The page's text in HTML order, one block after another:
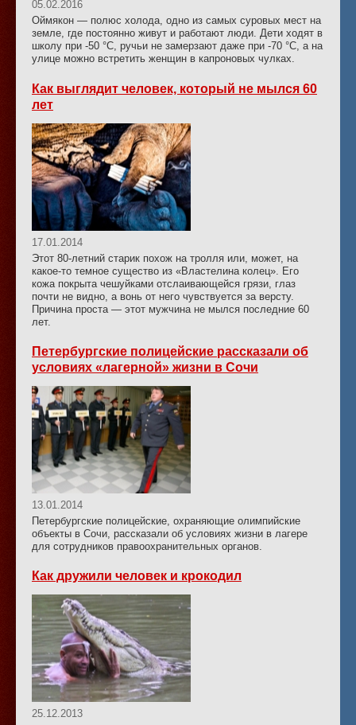
05.02.2016
Оймякон — полюс холода, одно из самых суровых мест на
земле, где постоянно живут и работают люди. Дети ходят в
школу при -50 °C, ручьи не замерзают даже при -70 °C, а на
улице можно встретить женщин в капроновых чулках.
Как выглядит человек, который не мылся 60
лет
17.01.2014
Этот 80-летний старик похож на тролля или, может, на
какое-то темное существо из «Властелина колец». Его
кожа покрыта чешуйками отслаивающейся грязи, глаз
почти не видно, а вонь от него чувствуется за версту.
Причина проста — этот мужчина не мылся последние 60
лет.
Петербургские полицейские рассказали об
условиях «лагерной» жизни в Сочи
13.01.2014
Петербургские полицейские, охраняющие олимпийские
объекты в Сочи, рассказали об условиях жизни в лагере
для сотрудников правоохранительных органов.
Как дружили человек и крокодил
25.12.2013